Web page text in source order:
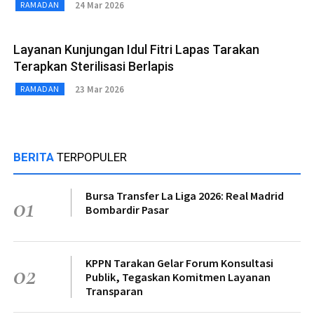
RAMADAN 24 Mar 2026
Layanan Kunjungan Idul Fitri Lapas Tarakan
Terapkan Sterilisasi Berlapis
RAMADAN 23 Mar 2026
BERITA TERPOPULER
01
Bursa Transfer La Liga 2026: Real Madrid
Bombardir Pasar
02
KPPN Tarakan Gelar Forum Konsultasi
Publik, Tegaskan Komitmen Layanan
Transparan